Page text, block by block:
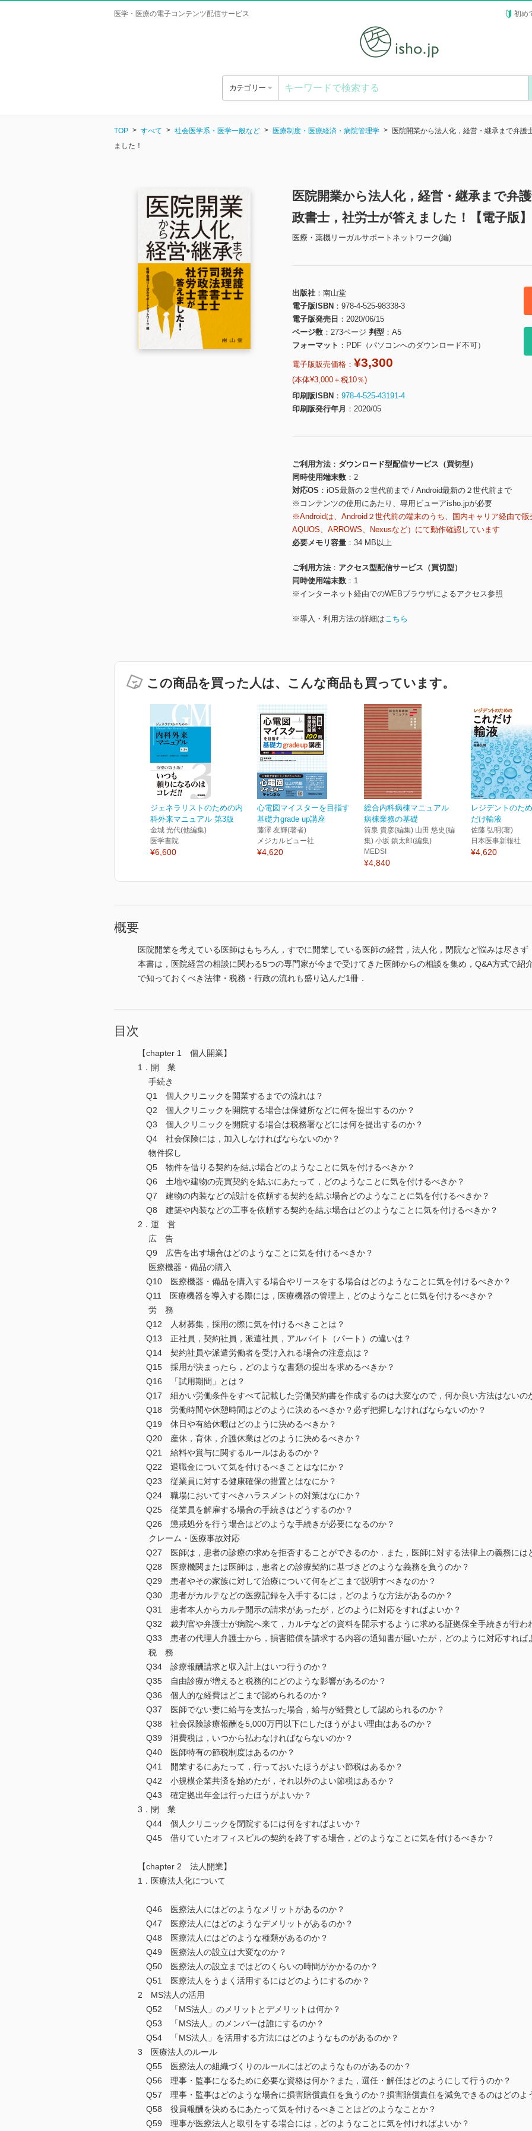
医学・医療の電子コンテンツ配信サービス 初め
カテゴリー
TOP すべて 社会医学系・医学一般など 医療制度・医療経済・病院管理学
医院開業から法人化，経営・継承まで弁護
ました！
医院開業から法人化，経営・継承まで弁
政書士，社労士が答えました！【電子版】
医療・薬機リーガルサポートネットワーク(編)
出版社
南山堂
電子版ISBN
978-4-525-98338-3
電子版発売日
2020/06/15
ページ数
273ページ 判型
A5
フォーマット
PDF（パソコンへのダウンロード不可）
電子版販売価格： ¥3,300
(本体¥3,000＋税10％)
印刷版ISBN
978-4-525-43191-4
印刷版発行年月
2020/05
ご利用方法
ダウンロード型配信サービス（買切型）
同時使用端末数
2
対応OS
iOS最新の２世代前まで / Android最新の２世代前まで
※コンテンツの使用にあたり、専用ビューアisho.jpが必要
※Androidは、Android２世代前の端末のうち、国内キャリア経由で販
AQUOS、ARROWS、Nexusなど）にて動作確認しています
必要メモリ容量
34 MB以上
ご利用方法
アクセス型配信サービス（買切型）
同時使用端末数
1
※インターネット経由でのWEBブラウザによるアクセス参照
※導入・利用方法の詳細はこちら
この商品を買った人は、こんな商品も買っています。
ジェネラリストのための内
科外来マニュアル 第3版
金城 光代(他編集)
医学書院
¥6,600
心電図マイスターを目指す
基礎力grade up講座
藤澤 友輝(著者)
メジカルビュー社
¥4,620
総合内科病棟マニュアル
病棟業務の基礎
筒泉 貴彦(編集) 山田 悠史(編
集) 小坂 鎮太郎(編集)
MEDSI
¥4,840
レジデントのた
だけ輸液
佐藤 弘明(著)
日本医事新報社
¥4,620
概要
医院開業を考えている医師はもちろん，すでに開業している医師の経営，法人化，閉院など悩みは尽きず
本書は，医院経営の相談に関わる5つの専門家が今まで受けてきた医師からの相談を集め，Q&A方式で紹
で知っておくべき法律・税務・行政の流れも盛り込んだ1冊．
目次
【chapter 1 個人開業】
1．開 業
手続き
Q1 個人クリニックを開業するまでの流れは？
Q2 個人クリニックを開院する場合は保健所などに何を提出するのか？
Q3 個人クリニックを開院する場合は税務署などには何を提出するのか？
Q4 社会保険には，加入しなければならないのか？
物件探し
Q5 物件を借りる契約を結ぶ場合どのようなことに気を付けるべきか？
Q6 土地や建物の売買契約を結ぶにあたって，どのようなことに気を付けるべきか？
Q7 建物の内装などの設計を依頼する契約を結ぶ場合どのようなことに気を付けるべきか？
Q8 建築や内装などの工事を依頼する契約を結ぶ場合はどのようなことに気を付けるべきか？
2．運 営
広 告
Q9 広告を出す場合はどのようなことに気を付けるべきか？
医療機器・備品の購入
Q10 医療機器・備品を購入する場合やリースをする場合はどのようなことに気を付けるべきか？
Q11 医療機器を導入する際には，医療機器の管理上，どのようなことに気を付けるべきか？
労 務
Q12 人材募集，採用の際に気を付けるべきことは？
Q13 正社員，契約社員，派遣社員，アルバイト（パート）の違いは？
Q14 契約社員や派遣労働者を受け入れる場合の注意点は？
Q15 採用が決まったら，どのような書類の提出を求めるべきか？
Q16 「試用期間」とは？
Q17 細かい労働条件をすべて記載した労働契約書を作成するのは大変なので，何か良い方法はないの
Q18 労働時間や休憩時間はどのように決めるべきか？必ず把握しなければならないのか？
Q19 休日や有給休暇はどのように決めるべきか？
Q20 産休，育休，介護休業はどのように決めるべきか？
Q21 給料や賞与に関するルールはあるのか？
Q22 退職金について気を付けるべきことはなにか？
Q23 従業員に対する健康確保の措置とはなにか？
Q24 職場においてすべきハラスメントの対策はなにか？
Q25 従業員を解雇する場合の手続きはどうするのか？
Q26 懲戒処分を行う場合はどのような手続きが必要になるのか？
クレーム・医療事故対応
Q27 医師は，患者の診療の求めを拒否することができるのか．また，医師に対する法律上の義務には
Q28 医療機関または医師は，患者との診療契約に基づきどのような義務を負うのか？
Q29 患者やその家族に対して治療について何をどこまで説明すべきなのか？
Q30 患者がカルテなどの医療記録を入手するには，どのような方法があるのか？
Q31 患者本人からカルテ開示の請求があったが，どのように対応をすればよいか？
Q32 裁判官や弁護士が病院へ来て，カルテなどの資料を開示するように求める証拠保全手続きが行わ
Q33 患者の代理人弁護士から，損害賠償を請求する内容の通知書が届いたが，どのように対応すれば
税 務
Q34 診療報酬請求と収入計上はいつ行うのか？
Q35 自由診療が増えると税務的にどのような影響があるのか？
Q36 個人的な経費はどこまで認められるのか？
Q37 医師でない妻に給与を支払った場合，給与が経費として認められるのか？
Q38 社会保険診療報酬を5,000万円以下にしたほうがよい理由はあるのか？
Q39 消費税は，いつから払わなければならないのか？
Q40 医師特有の節税制度はあるのか？
Q41 開業するにあたって，行っておいたほうがよい節税はあるか？
Q42 小規模企業共済を始めたが，それ以外のよい節税はあるか？
Q43 確定拠出年金は行ったほうがよいか？
3．閉 業
Q44 個人クリニックを閉院するには何をすればよいか？
Q45 借りていたオフィスビルの契約を終了する場合，どのようなことに気を付けるべきか？
【chapter 2 法人開業】
1．医療法人化について
Q46 医療法人にはどのようなメリットがあるのか？
Q47 医療法人にはどのようなデメリットがあるのか？
Q48 医療法人にはどのような種類があるのか？
Q49 医療法人の設立は大変なのか？
Q50 医療法人の設立まではどのくらいの時間がかかるのか？
Q51 医療法人をうまく活用するにはどのようにするのか？
2 MS法人の活用
Q52 「MS法人」のメリットとデメリットは何か？
Q53 「MS法人」のメンバーは誰にするのか？
Q54 「MS法人」を活用する方法にはどのようなものがあるのか？
3 医療法人のルール
Q55 医療法人の組織づくりのルールにはどのようなものがあるのか？
Q56 理事・監事になるために必要な資格は何か？また，選任・解任はどのようにして行うのか？
Q57 理事・監事はどのような場合に損害賠償責任を負うのか？損害賠償責任を減免できるのはどのよ
Q58 役員報酬を決めるにあたって気を付けるべきことはどのようなことか？
Q59 理事が医療法人と取引をする場合には，どのようなことに気を付ければよいか？